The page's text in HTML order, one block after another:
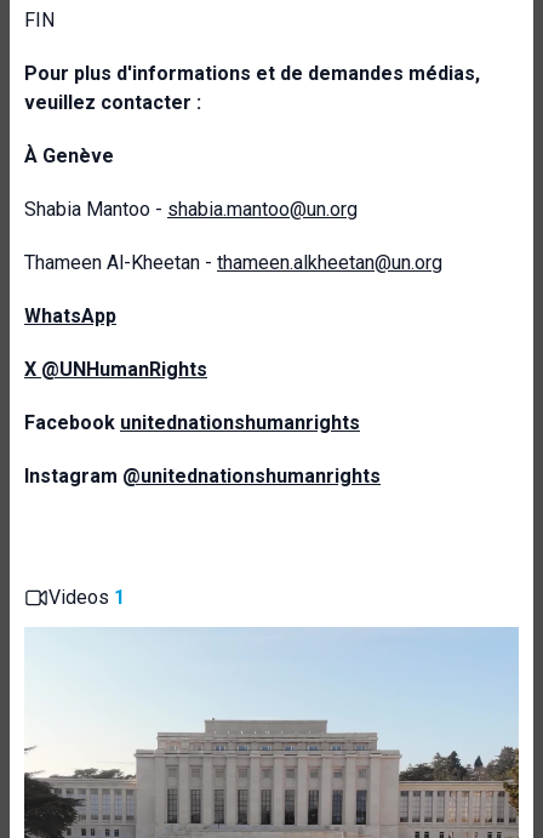
FIN
Pour plus d'informations et de demandes médias,
veuillez contacter :
À Genève
Shabia Mantoo - shabia.mantoo@un.org
Thameen Al-Kheetan - thameen.alkheetan@un.org
WhatsApp
X @UNHumanRights
Facebook unitednationshumanrights
Instagram @unitednationshumanrights
Videos 1